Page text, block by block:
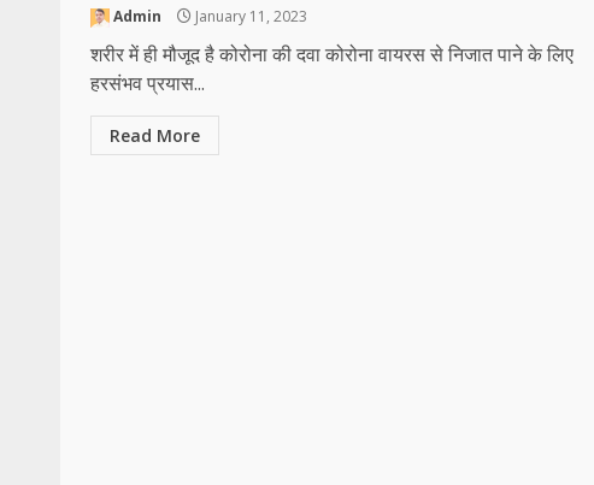
Admin January 11, 2023
शरीर में ही मौजूद है कोरोना की दवा कोरोना वायरस से निजात पाने के लिए
हरसंभव प्रयास...
Read More